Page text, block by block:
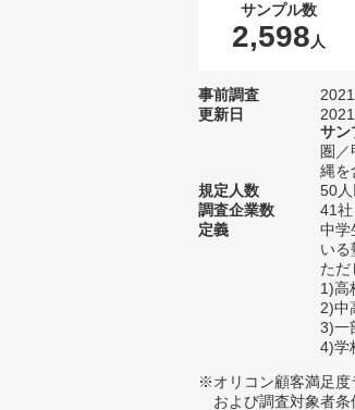
サンプル数
2,598 人
事前調査
更新日
サン
圏／
縄を
規定人数
50人
調査企業数
41社
定義
中学
いる
ただ
1)高
2)中
3)一
4)学
※オリコン顧客満足度
および調査対象者条